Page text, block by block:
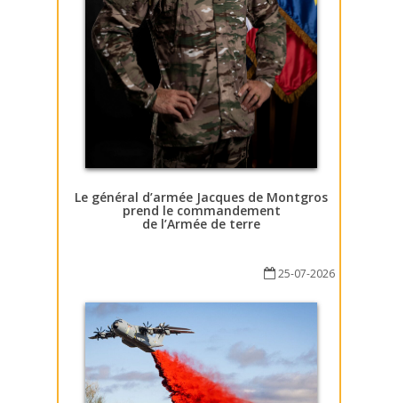
Le général d’armée Jacques de Montgros
prend le commandement
de l’Armée de terre
25-07-2026